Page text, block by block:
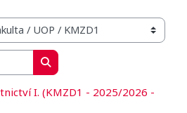
Cerca corsi
I. (KMZD1 - 2025/2026 -